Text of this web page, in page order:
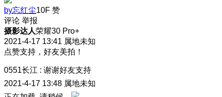
by忘红尘10F 赞
评论 举报
摄影达人荣耀30 Pro+
2021-4-17 13:41 属地未知
点赞支持，好友美拍！
0551长江 : 谢谢好友支持
2021-4-17 13:48 属地未知